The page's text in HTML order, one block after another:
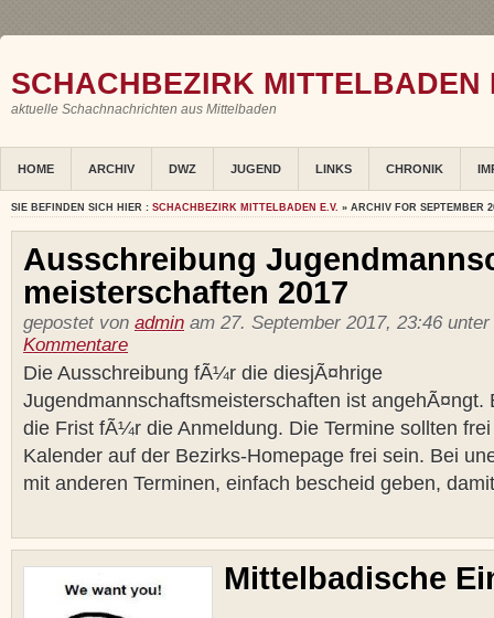
SCHACHBEZIRK MITTELBADEN
aktuelle Schachnachrichten aus Mittelbaden
HOME ARCHIV DWZ JUGEND LINKS CHRONIK
SIE BEFINDEN SICH HIER : SCHACHBEZIRK MITTELBADEN E.V. » ARCHIV FOR SEPTEMBER
Ausschreibung
meisterschaften 2017
gepostet von admin am 27. September 2017, 23:46 unter
Kommentare
Die Ausschreibung fÃ¼r die diesjÃ¤hrige
Jugendmannschaftsmeisterschaften ist angehÃ¤ngt.
die Frist fÃ¼r die Anmeldung. Die Termine sollten
Kalender auf der Bezirks-Homepage frei sein. Bei
mit anderen Terminen, einfach bescheid geben,
Mittelbadische